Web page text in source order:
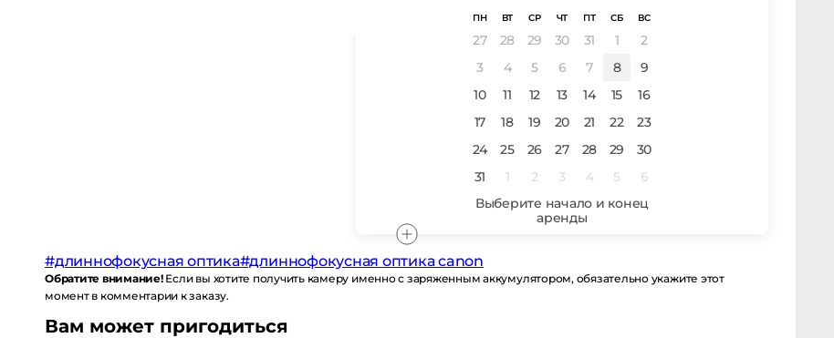
ПН ВТ СР ЧТ ПТ СБ ВС
27 28 29 30 31 1
2
3
4 5 6 7 8
9
10
11 12 13 14 15
16
17
18 19 20 21 22
23
24
25 26 27 28 29
30
31
1 2 3 4 5 6
#длиннофокусная оптика#длиннофокусная оптика canon
Обратите внимание!Если вы хотите получить камеру именно с заряженным аккумулятором, обязательно укажите этот момент в
комментарии к заказу.
Вам может пригодиться